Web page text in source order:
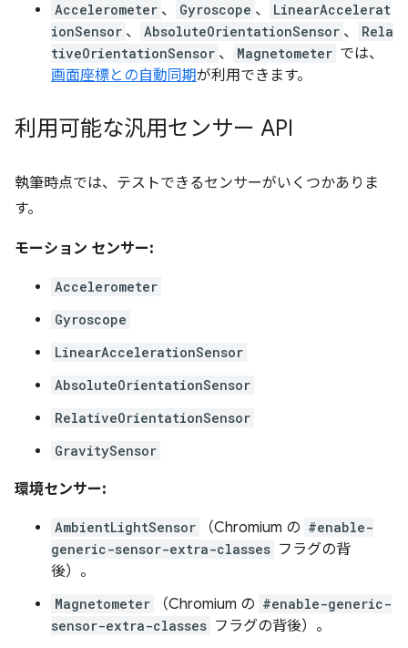
Accelerometer 、 Gyroscope 、
LinearAccelerat
ionSensor 、 AbsoluteOrientationSensor 、
Rela
tiveOrientationSensor 、 Magnetometer では、
画面座標との自動同期が利用できます。
利用可能な汎用センサー API
執筆時点では、テストできるセンサーがいくつかありま
す。
モーション センサー:
Accelerometer
Gyroscope
LinearAccelerationSensor
AbsoluteOrientationSensor
RelativeOrientationSensor
GravitySensor
環境センサー:
AmbientLightSensor （Chromium の #enable-
generic-sensor-extra-classes フラグの背
後）。
Magnetometer （Chromium の #enable-generic-
sensor-extra-classes フラグの背後）。